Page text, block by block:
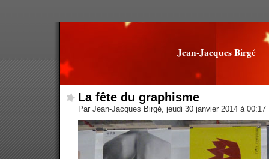
Jean-Jacques Birgé
La fête du graphisme
Par Jean-Jacques Birgé, jeudi 30 janvier 2014 à 00:17